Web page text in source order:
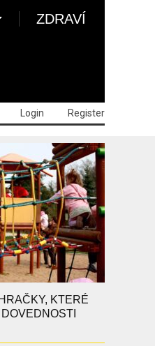
ZDRAVÍ
Login Register
KTERÉ